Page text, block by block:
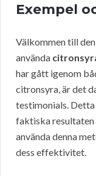
Exempel
Välkommen till
använda
har gått igenom
citronsyra, är det
testimonials.
faktiska resultaten
använda denna
dess effektivitet.